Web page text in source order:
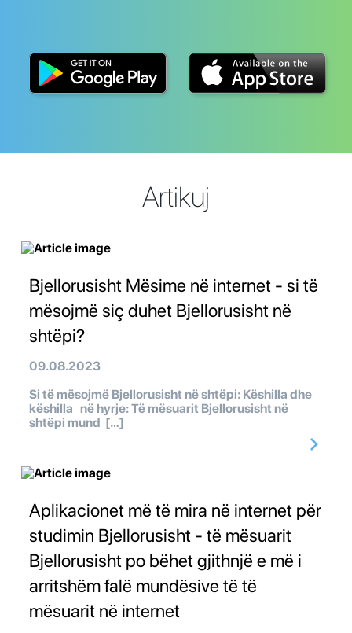
Artikuj
Bjellorusisht Mësime në internet - si të
mësojmë siç duhet Bjellorusisht në
shtëpi?
09.08.2023
Si të mësojmë Bjellorusisht në shtëpi: Këshilla dhe
këshilla në hyrje: Të mësuarit Bjellorusisht në
shtëpi mund […]
Aplikacionet më të mira në internet për
studimin Bjellorusisht - të mësuarit
Bjellorusisht po bëhet gjithnjë e më i
arritshëm falë mundësive të të
mësuarit në internet